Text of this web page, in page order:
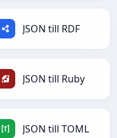
JSON till RDF
JSON till Ruby
JSON till TOML